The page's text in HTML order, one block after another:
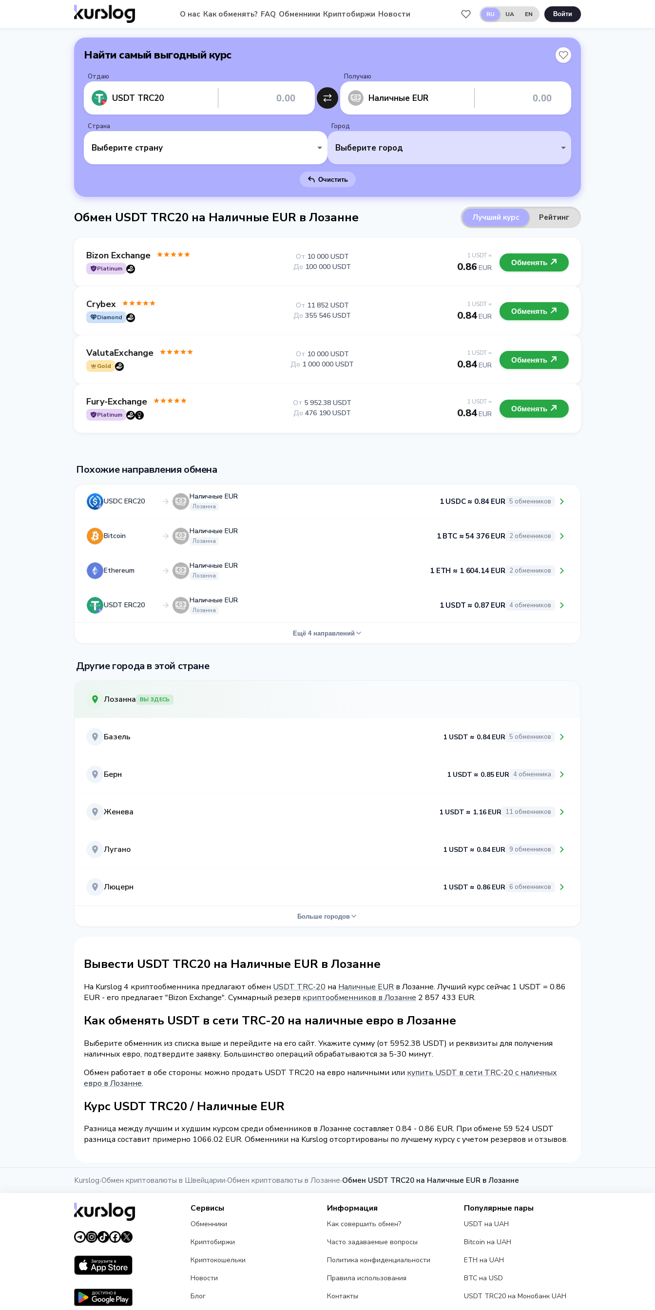
О нас Как обменять? FAQ Обменники Криптобиржи Новости RU UA EN Войти
Найти самый выгодный курс
Отдаю
USDT TRC20
Получаю
Наличные EUR
Страна
Выберите страну
Город
Выберите город
Очистить
Обмен USDT TRC20 на Наличные EUR в Лозанне Лучший курс Рейтинг
Bizon Exchange
Platinum
1 USDT =
0.86 EUR
От 10 000 USDT
До 100 000 USDT Обменять
Crybex
Diamond
1 USDT =
0.84EUR
От 11 852 USDT
До 355 546 USDT Обменять
ValutaExchange
Gold
1 USDT =
0.84EUR
От 10 000 USDT
До 1 000 000 USDT Обменять
Fury-Exchange
Platinum
1 USDT =
0.84EUR
От 5 952.38 USDT
До 476 190 USDT Обменять
Похожие направления обмена
USDC ERC20
Наличные EUR
Лозанна
1 USDC ≈ 0.84 EUR 5 обменников
Bitcoin
Наличные EUR
Лозанна
1 BTC ≈ 54 376 EUR 2 обменников
Ethereum
Наличные EUR
Лозанна
1 ETH ≈ 1 604.14 EUR 2 обменников
USDT ERC20
Наличные EUR
Лозанна
1 USDT ≈ 0.87 EUR 4 обменников
Ещё 4 направлений
Другие города в этой стране
Лозанна ВЫ ЗДЕСЬ
Базель 1 USDT ≈ 0.84 EUR 5 обменников
Берн 1 USDT ≈ 0.85 EUR 4 обменника
Женева 1 USDT ≈ 1.16 EUR 11 обменников
Лугано 1 USDT ≈ 0.84 EUR 9 обменников
Люцерн 1 USDT ≈ 0.86 EUR 6 обменников
Больше городов
Вывести USDT TRC20 на Наличные EUR в Лозанне
На Kurslog 4 криптообменника предлагают обмен USDT TRC-20 на Наличные EUR в Лозанне. Лучший курс сейчас 1 USDT = 0.86
EUR - его предлагает "Bizon Exchange". Суммарный резерв криптообменников в Лозанне 2 857 433 EUR.
Как обменять USDT в сети TRC-20 на наличные евро в Лозанне
Выберите обменник из списка выше и перейдите на его сайт. Укажите сумму (от 5952.38 USDT) и реквизиты для получения
наличных евро, подтвердите заявку. Большинство операций обрабатываются за 5-30 минут.
Обмен работает в обе стороны: можно продать USDT TRC20 на евро наличными или купить USDT в сети TRC-20 с наличных
евро в Лозанне.
Курс USDT TRC20 / Наличные EUR
Разница между лучшим и худшим курсом среди обменников в Лозанне составляет 0.84 - 0.86 EUR. При обмене 59 524 USDT
разница составит примерно 1066.02 EUR. Обменники на Kurslog отсортированы по лучшему курсу с учетом резервов и отзывов.
Kurslog›Обмен криптовалюты в Швейцарии›Обмен криптовалюты в Лозанне›Обмен USDT TRC20 на Наличные EUR в Лозанне
Сервисы
Обменники
Криптобиржи
Криптокошельки
Новости
Блог
Информация
Как совершить обмен?
Часто задаваемые вопросы
Политика конфиденциальности
Правила использования
Контакты
Популярные пары
USDT на UAH
Bitcoin на UAH
ETH на UAH
BTC на USD
USDT TRC20 на Монобанк UAH